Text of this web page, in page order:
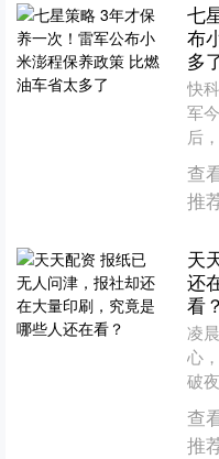
七
布
多
快
军
后
养
月
查
推
天
还
看？
凌
心
破
的
车
查
推